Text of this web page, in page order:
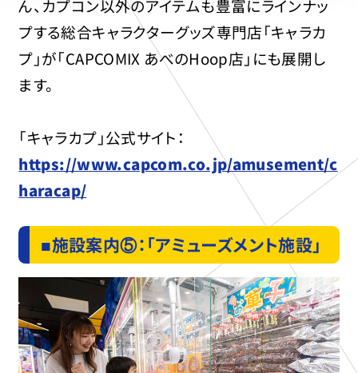
ん、カプコン以外のアイテムも豊富にラインナッ
プする総合キャラクターグッズ専門店「キャラカ
プ」が「CAPCOMIX あべのHoop店」にも展開し
ます。
「キャラカプ」公式サイト：
https://www.capcom.co.jp/amusement/c
haracap/
■施設案内⑤：「アミューズメント施設」